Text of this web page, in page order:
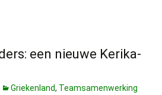
een nieuwe Kerika-
Griekenland, Teamsamenwerking